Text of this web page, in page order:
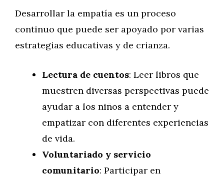
Desarrollar la empatía es un proceso
continuo que puede ser apoyado por varias
estrategias educativas y de crianza.
Lectura de cuentos: Leer libros que
muestren diversas perspectivas puede
ayudar a los niños a entender y
empatizar con diferentes experiencias
de vida.
Voluntariado y servicio
comunitario: Participar en